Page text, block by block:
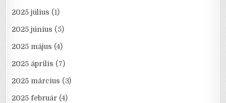
2025 július (1)
2025 június (5)
2025 május (4)
2025 április (7)
2025 március (3)
2025 február (4)